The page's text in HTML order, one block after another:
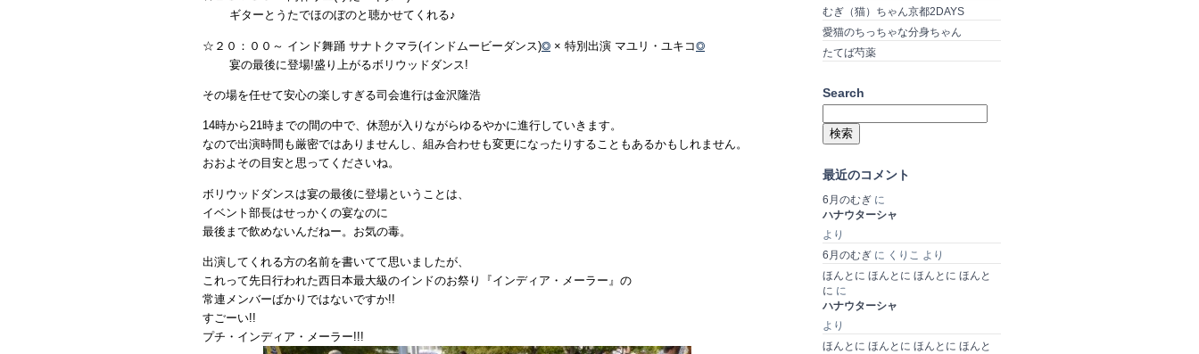
ギターとうたでほのぼのと聴かせてくれる♪
☆２０：００～ インド舞踊 サナトクマラ(インドムービーダンス)◎ × 特別出演 マユリ・ユキコ◎
宴の最後に登場!盛り上がるボリウッドダンス!
その場を任せて安心の楽しすぎる司会進行は金沢隆浩
14時から21時までの間の中で、休憩が入りながらゆるやかに進行していきます。
なので出演時間も厳密ではありませんし、組み合わせも変更になったりすることもあるかもしれません。
おおよその目安と思ってくださいね。
ボリウッドダンスは宴の最後に登場ということは、
イベント部長はせっかくの宴なのに
最後まで飲めないんだねー。お気の毒。
出演してくれる方の名前を書いてて思いましたが、
これって先日行われた西日本最大級のインドのお祭り『インディア・メーラー』の
常連メンバーばかりではないですか!!
すごーい!!
プチ・インディア・メーラー!!!
むぎ（猫）ちゃん京都2DAYS
愛猫のちっちゃな分身ちゃん
たてば芍薬
Search
索:
最近のコメント
6月のむぎ に
ハナウターシャ
より
6月のむぎ に くりこ より
ほんとに ほんとに ほんとに ほんと
に に
ハナウターシャ
より
ほんとに ほんとに ほんとに ほんと